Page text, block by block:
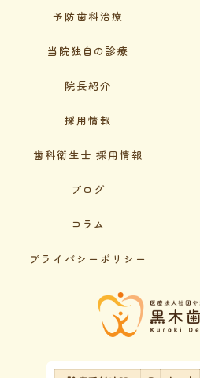
予防歯科治療
当院独自の診療
院長紹介
採用情報
歯科衛生士 採用情報
ブログ
コラム
プライバシーポリシー